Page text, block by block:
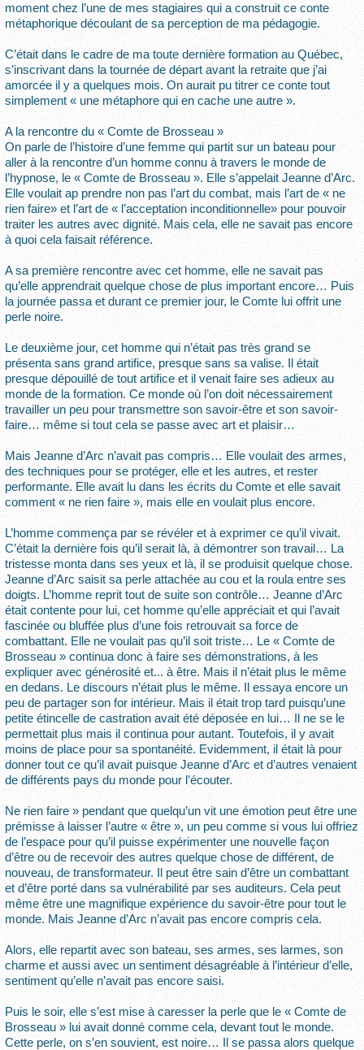
moment chez l’une de mes stagiaires qui a construit ce conte
métaphorique découlant de sa perception de ma pédagogie.
C’était dans le cadre de ma toute dernière formation au Québec,
s’inscrivant dans la tournée de départ avant la retraite que j’ai
amorcée il y a quelques mois. On aurait pu titrer ce conte tout
simplement « une métaphore qui en cache une autre ».
A la rencontre du « Comte de Brosseau »
On parle de l’histoire d’une femme qui partit sur un bateau pour
aller à la rencontre d’un homme connu à travers le monde de
l’hypnose, le « Comte de Brosseau ». Elle s’appelait Jeanne d’Arc.
Elle voulait ap prendre non pas l’art du combat, mais l’art de « ne
rien faire» et l’art de « l’acceptation inconditionnelle» pour pouvoir
traiter les autres avec dignité. Mais cela, elle ne savait pas encore
à quoi cela faisait référence.
A sa première rencontre avec cet homme, elle ne savait pas
qu’elle apprendrait quelque chose de plus important encore… Puis
la journée passa et durant ce premier jour, le Comte lui offrit une
perle noire.
Le deuxième jour, cet homme qui n’était pas très grand se
présenta sans grand artifice, presque sans sa valise. Il était
presque dépouillé de tout artifice et il venait faire ses adieux au
monde de la formation. Ce monde où l’on doit nécessairement
travailler un peu pour transmettre son savoir-être et son savoir-
faire… même si tout cela se passe avec art et plaisir…
Mais Jeanne d’Arc n’avait pas compris… Elle voulait des armes,
des techniques pour se protéger, elle et les autres, et rester
performante. Elle avait lu dans les écrits du Comte et elle savait
comment « ne rien faire », mais elle en voulait plus encore.
L’homme commença par se révéler et à exprimer ce qu’il vivait.
C’était la dernière fois qu’il serait là, à démontrer son travail… La
tristesse monta dans ses yeux et là, il se produisit quelque chose.
Jeanne d’Arc saisit sa perle attachée au cou et la roula entre ses
doigts. L’homme reprit tout de suite son contrôle… Jeanne d’Arc
était contente pour lui, cet homme qu’elle appréciait et qui l’avait
fascinée ou bluffée plus d’une fois retrouvait sa force de
combattant. Elle ne voulait pas qu’il soit triste… Le « Comte de
Brosseau » continua donc à faire ses démonstrations, à les
expliquer avec générosité et... à être. Mais il n’était plus le même
en dedans. Le discours n’était plus le même. Il essaya encore un
peu de partager son for intérieur. Mais il était trop tard puisqu’une
petite étincelle de castration avait été déposée en lui… Il ne se le
permettait plus mais il continua pour autant. Toutefois, il y avait
moins de place pour sa spontanéité. Evidemment, il était là pour
donner tout ce qu’il avait puisque Jeanne d’Arc et d’autres venaient
de différents pays du monde pour l’écouter.
Ne rien faire » pendant que quelqu’un vit une émotion peut être une
prémisse à laisser l’autre « être », un peu comme si vous lui offriez
de l’espace pour qu’il puisse expérimenter une nouvelle façon
d’être ou de recevoir des autres quelque chose de différent, de
nouveau, de transformateur. Il peut être sain d’être un combattant
et d’être porté dans sa vulnérabilité par ses auditeurs. Cela peut
même être une magnifique expérience du savoir-être pour tout le
monde. Mais Jeanne d’Arc n’avait pas encore compris cela.
Alors, elle repartit avec son bateau, ses armes, ses larmes, son
charme et aussi avec un sentiment désagréable à l’intérieur d’elle,
sentiment qu’elle n’avait pas encore saisi.
Puis le soir, elle s’est mise à caresser la perle que le « Comte de
Brosseau » lui avait donné comme cela, devant tout le monde.
Cette perle, on s’en souvient, est noire… Il se passa alors quelque